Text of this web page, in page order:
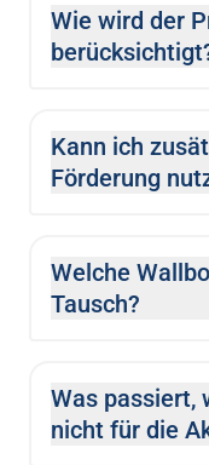
Wie wird der
Kann ich
Förderung
Welche
Tausch?
Was passiert,
nicht für die